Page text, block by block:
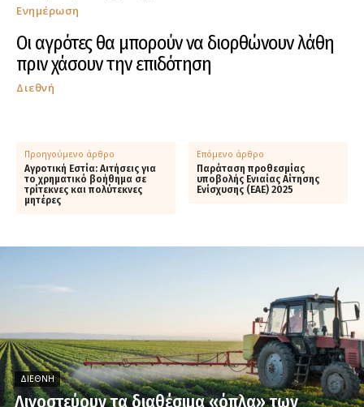
Ενημέρωση
Οι αγρότες θα μπορούν να διορθώνουν λάθη
πριν χάσουν την επιδότηση
Διεθνή
Προηγούμενο άρθρο
Αγροτική Εστία: Αιτήσεις για
το χρηματικό βοήθημα σε
τρίτεκνες και πολύτεκνες
μητέρες
Επόμενο άρθρο
Παράταση προθεσμίας
υποβολής Ενιαίας Αίτησης
Ενίσχυσης (ΕΑΕ) 2025
ΔΙΕΘΝΉ
Λιγοστεύουν τα διαθέσιμα «όπλα» των